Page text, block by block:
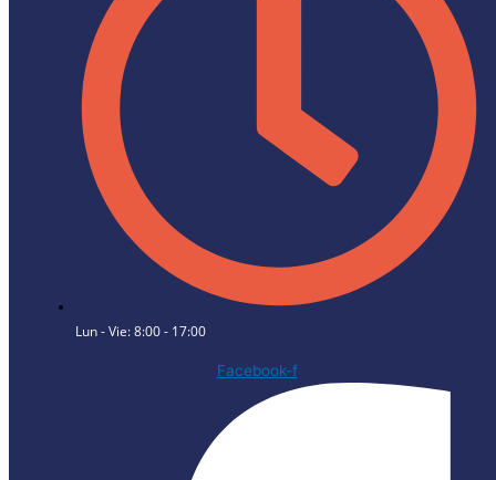
Lun - Vie: 8:00 - 17:00
Facebook-f